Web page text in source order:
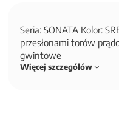
Seria: SONATA Kolor:
przesłonami torów
gwintowe
Więcej szczegółów